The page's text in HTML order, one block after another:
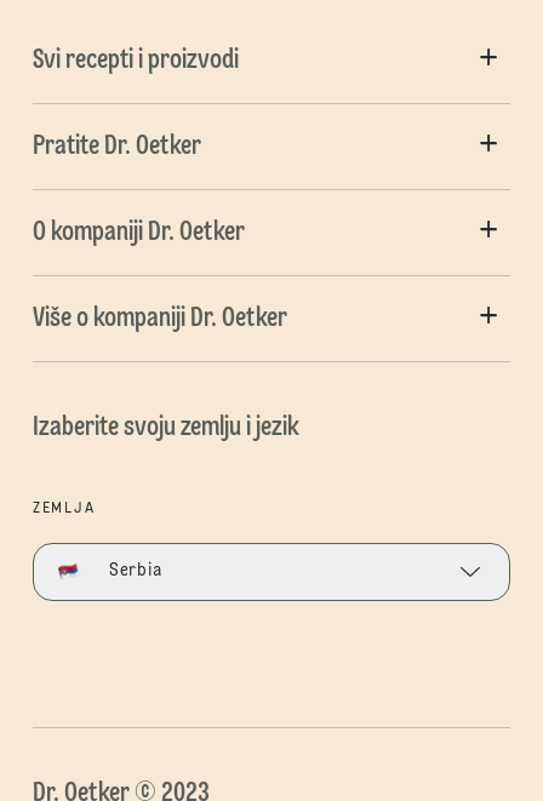
Svi recepti i proizvodi
Pratite Dr. Oetker
O kompaniji Dr. Oetker
Više o kompaniji Dr. Oetker
Izaberite svoju zemlju i jezik
ZEMLJA
Serbia
Dr. Oetker © 2023